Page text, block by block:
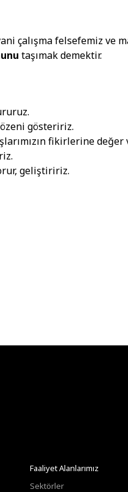
çalışma felsefemiz ve
taşımak demektir.
özeni gösteririz.
fikirlerine değer
geliştiririz.
Faaliyet Alanlarımız
Sektörler